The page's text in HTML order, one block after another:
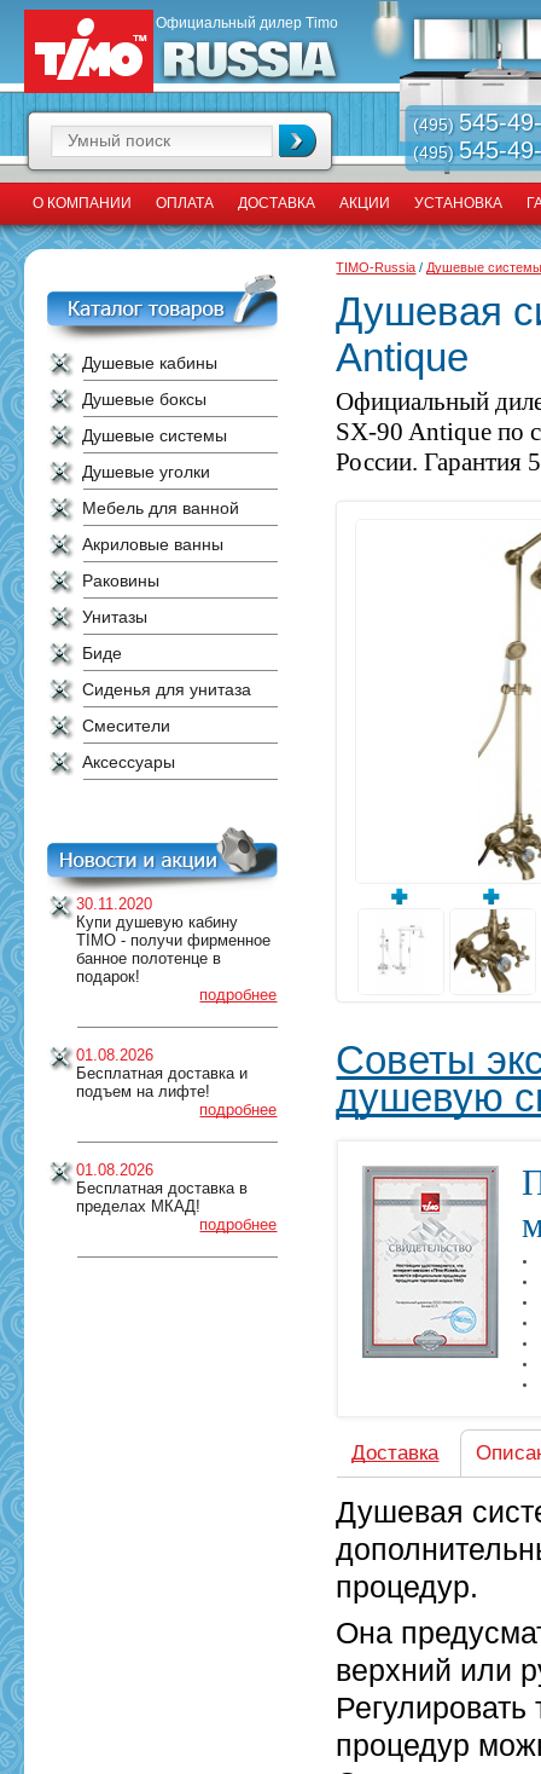
Официальный дилер Timo
(495) 545-
(495)545-
О КОМПАНИИ ОПЛАТА ДОСТАВКА АКЦИИ УСТАНОВКА
Душевые кабины
Душевые боксы
Душевые системы
Душевые уголки
Мебель для ванной
Акриловые ванны
Раковины
Унитазы
Биде
Сиденья для унитаза
Смесители
Аксессуары
30.11.2020
Купи душевую кабину
TIMO - получи фирменное
банное полотенце в
подарок!
подробнее
01.08.2026
Бесплатная доставка и
подъем на лифте!
подробнее
01.08.2026
Бесплатная доставка в
пределах МКАД!
подробнее
TIMO-Russia / Душевые
Душевая
Antique
Официальный
SX-90 Antique по
России. Гарантия
Советы
душевую
Доставка
Душевая
процедур.
Она
верхний или
процедур